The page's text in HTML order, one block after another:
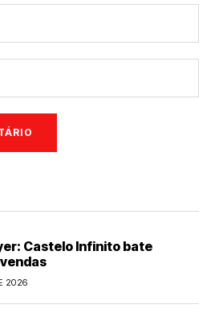
Castelo Infinito bate
2026